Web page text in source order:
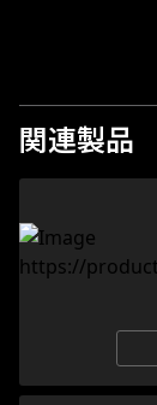
関連製品